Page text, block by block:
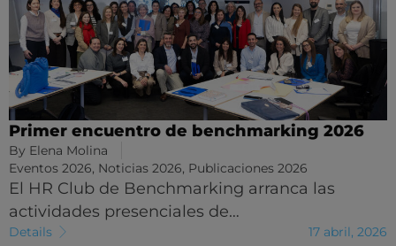
Primer encuentro de benchmarking 2026
By Elena Molina
Eventos 2026, Noticias 2026, Publicaciones 2026
El HR Club de Benchmarking arranca las
actividades presenciales de…
Details 17 abril, 2026